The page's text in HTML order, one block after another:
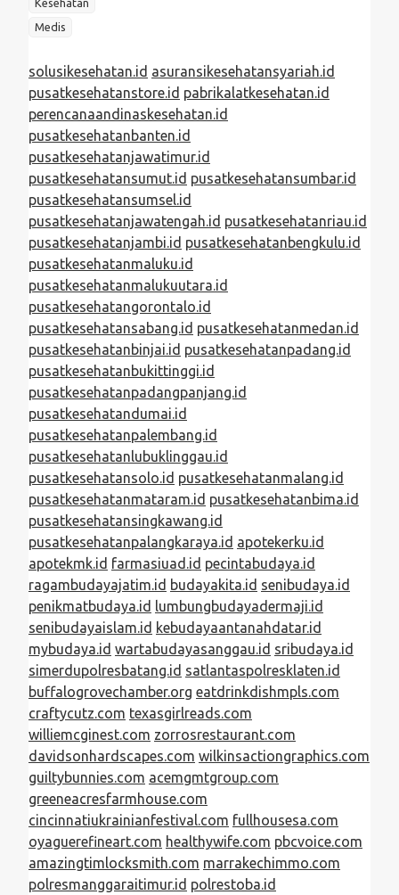
Kesehatan
Medis
solusikesehatan.id asuransikesehatansyariah.id
pusatkesehatanstore.id pabrikalatkesehatan.id
perencanaandinaskesehatan.id
pusatkesehatanbanten.id
pusatkesehatanjawatimur.id
pusatkesehatansumut.id pusatkesehatansumbar.id
pusatkesehatansumsel.id
pusatkesehatanjawatengah.id pusatkesehatanriau.id
pusatkesehatanjambi.id pusatkesehatanbengkulu.id
pusatkesehatanmaluku.id
pusatkesehatanmalukuutara.id
pusatkesehatangorontalo.id
pusatkesehatansabang.id pusatkesehatanmedan.id
pusatkesehatanbinjai.id pusatkesehatanpadang.id
pusatkesehatanbukittinggi.id
pusatkesehatanpadangpanjang.id
pusatkesehatandumai.id
pusatkesehatanpalembang.id
pusatkesehatanlubuklinggau.id
pusatkesehatansolo.id pusatkesehatanmalang.id
pusatkesehatanmataram.id pusatkesehatanbima.id
pusatkesehatansingkawang.id
pusatkesehatanpalangkaraya.id apotekerku.id
apotekmk.id farmasiuad.id pecintabudaya.id
ragambudayajatim.id budayakita.id senibudaya.id
penikmatbudaya.id lumbungbudayadermaji.id
senibudayaislam.id kebudayaantanahdatar.id
mybudaya.id wartabudayasanggau.id sribudaya.id
simerdupolresbatang.id satlantaspolresklaten.id
buffalogrovechamber.org eatdrinkdishmpls.com
craftycutz.com texasgirlreads.com
williemcginest.com zorrosrestaurant.com
davidsonhardscapes.com wilkinsactiongraphics.com
guiltybunnies.com acemgmtgroup.com
greeneacresfarmhouse.com
cincinnatiukrainianfestival.com fullhousesa.com
oyaguerefineart.com healthywife.com pbcvoice.com
amazingtimlocksmith.com marrakechimmo.com
polresmanggaraitimur.id polrestoba.id